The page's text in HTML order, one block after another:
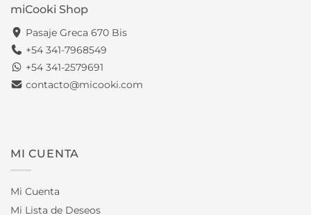
miCooki Shop
Pasaje Greca 670 Bis
+54 341-7968549
+54 341-2579691
contacto@micooki.com
MI CUENTA
Mi Cuenta
Mi Lista de Deseos